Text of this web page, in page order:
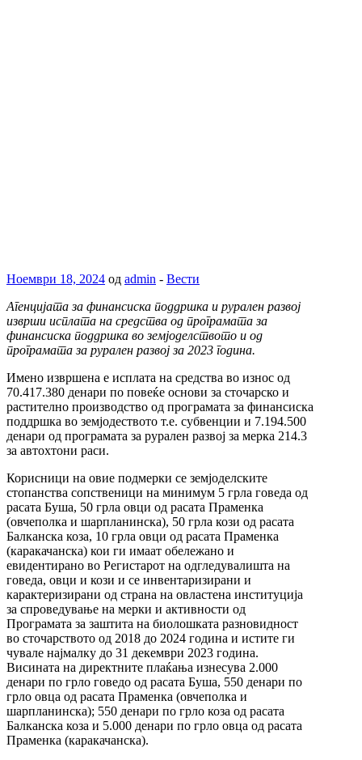
Ноември 18, 2024 од admin - Вести
Агенцијата за финансиска поддршка и рурален развој
изврши исплата на средства од програмата за
финансиска поддршка во земјоделството и од
програмата за рурален развој за 2023 година.
Имено извршена е исплата на средства во износ од
70.417.380 денари по повеќе основи за сточарско и
растително производство од програмата за финансиска
поддршка во земјодеството т.е. субвенции и 7.194.500
денари од програмата за рурален развој за мерка 214.3
за автохтони раси.
Корисници на овие подмерки се земјоделските
стопанства сопственици на минимум 5 грла говеда од
расата Буша, 50 грла овци од расата Праменка
(овчеполка и шарпланинска), 50 грла кози од расата
Балканска коза, 10 грла овци од расата Праменка
(каракачанска) кои ги имаат обележано и
евидентирано во Регистарот на одгледувалишта на
говеда, овци и кози и се инвентаризирани и
карактеризирани од страна на овластена институција
за спроведување на мерки и активности од
Програмата за заштита на биолошката разновидност
во сточарството од 2018 до 2024 година и истите ги
чувале најмалку до 31 декември 2023 година.
Висината на директните плаќања изнесува 2.000
денари по грло говедо од расата Буша, 550 денари по
грло овца од расата Праменка (овчеполка и
шарпланинска); 550 денари по грло коза од расата
Балканска коза и 5.000 денари по грло овца од расата
Праменка (каракачанска).